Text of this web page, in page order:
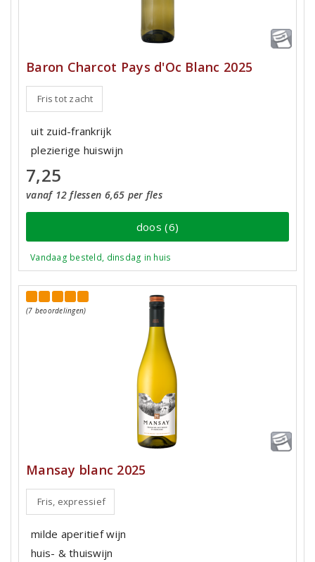
Baron Charcot Pays d'Oc Blanc 2025
Fris tot zacht
uit zuid-frankrijk
plezierige huiswijn
7,25
vanaf 12 flessen 6,65 per fles
doos (6)
Vandaag besteld, dinsdag in huis
(7 beoordelingen)
Mansay blanc 2025
Fris, expressief
milde aperitief wijn
huis- & thuiswijn